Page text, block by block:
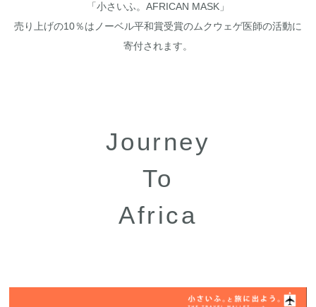
「小さいふ。AFRICAN MASK」
売り上げの10％はノーベル平和賞受賞のムクウェゲ医師の活動に
寄付されます。
Journey
To
Africa